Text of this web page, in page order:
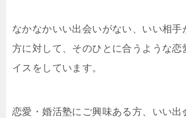
なかなかいい出会いがない、いい相手
方に対して、そのひとに合うような恋
イスをしています。
恋愛・婚活塾にご興味ある方、いい出